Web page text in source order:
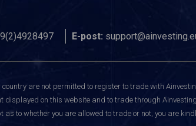
E-post:
country are not permitted to register to trade with
displayed on this website and to trade through
as to whether you are allowed to trade or not, you are